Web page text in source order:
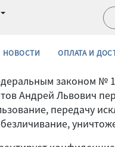
НОВОСТИ ОПЛАТА И
законом №
Андрей Львович
передачу